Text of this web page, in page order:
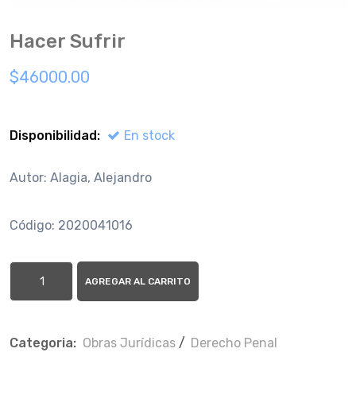
Hacer Sufrir
$46000.00
Disponibilidad: En stock
Autor: Alagia, Alejandro
Código: 2020041016
AGREGAR AL CARRITO
Categoria: Obras Jurí­dicas / Derecho Penal